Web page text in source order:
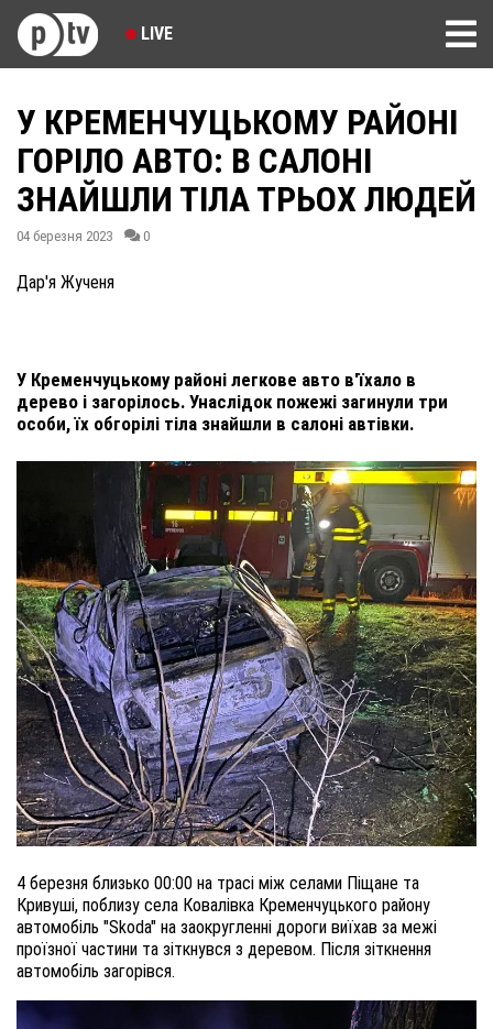
LIVE
У КРЕМЕНЧУЦЬКОМУ РАЙОНІ
ГОРІЛО АВТО: В САЛОНІ
ЗНАЙШЛИ ТІЛА ТРЬОХ ЛЮДЕЙ
04 березня 2023 0
Дар'я Жученя
У Кременчуцькому районі легкове авто в'їхало в
дерево і загорілось. Унаслідок пожежі загинули три
особи, їх обгорілі тіла знайшли в салоні автівки.
4 березня близько 00:00 на трасі між селами Піщане та
Кривуші, поблизу села Ковалівка Кременчуцького району
автомобіль "Skoda" на заокругленні дороги виїхав за межі
проїзної частини та зіткнувся з деревом. Після зіткнення
автомобіль загорівся.